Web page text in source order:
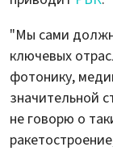
"Мы сами
ключевых
фотонику,
значительной
не говорю о